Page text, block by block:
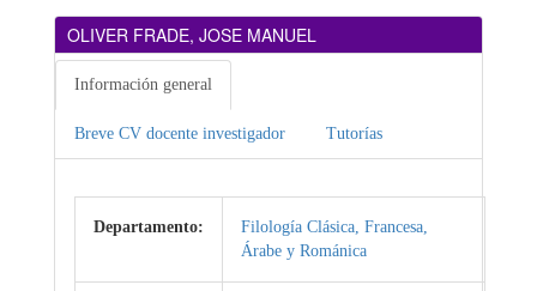
OLIVER FRADE, JOSE MANUEL
Información general
Breve CV docente investigador Tutorías
Departamento:
Filología Clásica, Francesa,
Árabe y Románica